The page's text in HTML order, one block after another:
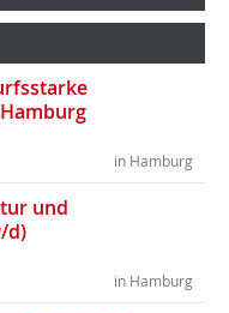
in Hamburg
und
d)
in Hamburg